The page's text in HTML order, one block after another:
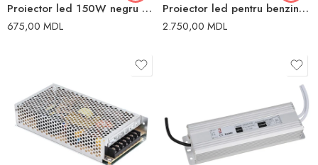
Proiector led 150W negru 6500 K negru Vargo Vargo
675,00 MDL
Proiector led pentru benzinarie 150W alb 5500 K
2.750,00 MDL